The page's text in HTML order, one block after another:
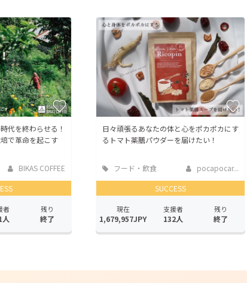
for Social Good
CAMPFIRE Creation
ふるさと納税
machi-ya コミュニティ
代を終わらせる！
で革命を起こす
BIKAS COFFEE
者
人
残り
終了
日々頑張るあなたの体と心をポカポカにす
るトマト薬膳パウダーを届けたい！
フード・飲食
店
pocapocar...
SUCCESS
現在
1,679,957JPY
支援者
132人
残り
終了